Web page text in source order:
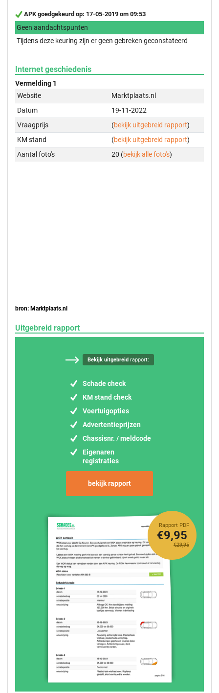
APK goedgekeurd op: 17-05-2019 om 09:53
Geen aandachtspunten
Tijdens deze keuring zijn er geen gebreken geconstateerd
Internet geschiedenis
Vermelding 1
Website
Marktplaats.nl
Datum
19-11-2022
Vraagprijs
(bekijk uitgebreid rapport)
KM stand
(bekijk uitgebreid rapport)
Aantal foto's
20 (bekijk alle foto's)
bron: Marktplaats.nl
Uitgebreid rapport
Bekijk uitgebreidrapport:
Schade check
KM stand check
Voertuigopties
Advertentieprijzen
Chassisnr. / meldcode
Eigenaren
registraties
bekijk rapport
Rapport PDF
€29,95
€9,95